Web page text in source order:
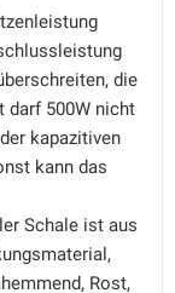
die
darf 500W nicht
kapazitiven
kann das
Schale ist aus
Rost,